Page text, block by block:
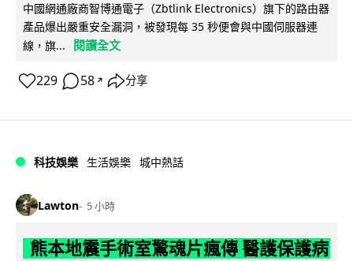
中國網通廠商智博通電子（Zbtlink Electronics）旗下的路由器
產品爆出嚴重安全漏洞，被發現每 35 秒便會與中國伺服器連
線，旗...
閱讀全文
229 58 ↗ 分享
科技娛樂 生活娛樂 城中熱話
Lawton 5 小時
熊本地震手術室驚魂片瘋傳 醫護保護病